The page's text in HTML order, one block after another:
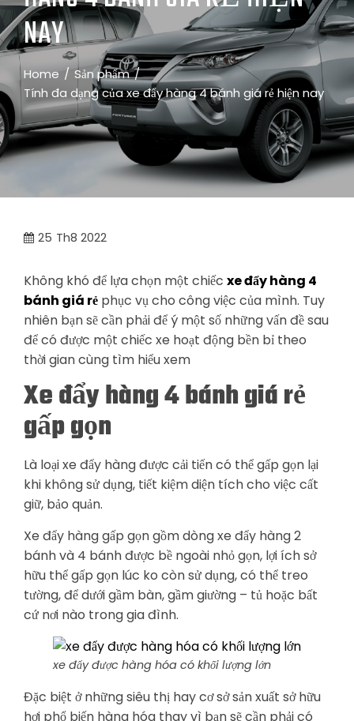
NAY
Home
Sản phẩm
Tính đa dạng của xe đẩy hàng 4 bánh giá rẻ hiện nay
25 Th8 2022
Không khó để lựa chọn một chiếc xe đẩy hàng 4
bánh giá rẻ phục vụ cho công việc của mình. Tuy
nhiên bạn sẽ cần phải để ý một số những vấn đề sau
để có được một chiếc xe hoạt động bền bỉ theo
thời gian cùng tìm hiểu xem
Xe đẩy hàng 4 bánh giá rẻ
gấp gọn
Là loại xe đẩy hàng được cải tiến có thể gấp gọn lại
khi không sử dụng, tiết kiệm diện tích cho việc cất
giữ, bảo quản.
Xe đẩy hàng gấp gọn gồm dòng xe đẩy hàng 2
bánh và 4 bánh được bề ngoài nhỏ gọn, lợi ích sở
hữu thể gấp gọn lúc ko còn sử dụng, có thể treo
tường, để dưới gầm bàn, gầm giường – tủ hoặc bất
cứ nơi nào trong gia đình.
xe đẩy được hàng hóa có khối lượng lớn
Đặc biệt ở những siêu thị hay cơ sở sản xuất sở hữu
hơi phổ biến hàng hóa thay vì bạn sẽ cần phải có